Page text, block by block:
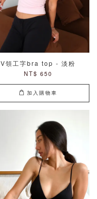
V領工字bra top - 淡粉
NT$ 650
加入購物車